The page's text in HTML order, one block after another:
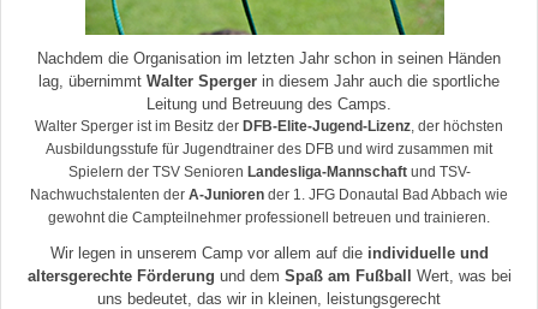
Nachdem die Organisation im letzten Jahr schon in seinen Händen
lag, übernimmt Walter Sperger in diesem Jahr auch die sportliche
Leitung und Betreuung des Camps.
Walter Sperger ist im Besitz der DFB-Elite-Jugend-Lizenz, der höchsten
Ausbildungsstufe für Jugendtrainer des DFB und wird zusammen mit
Spielern der TSV Senioren Landesliga-Mannschaftund TSV-
Nachwuchstalenten der A-Junioren der 1. JFG Donautal Bad Abbach wie
gewohnt die Campteilnehmer professionell betreuen und trainieren.
Wir legen in unserem Camp vor allem auf die individuelle und
altersgerechte Förderung und dem Spaß am Fußball
Wert, was bei
uns bedeutet, das wir in kleinen, leistungsgerecht